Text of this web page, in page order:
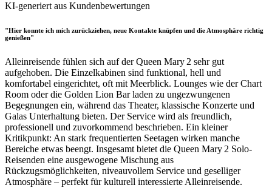
KI-generiert aus Kundenbewertungen
"Hier konnte ich mich zurückziehen, neue Kontakte knüpfen und die Atmosphäre richtig
genießen"
Alleinreisende fühlen sich auf der Queen Mary 2 sehr gut
aufgehoben. Die Einzelkabinen sind funktional, hell und
komfortabel eingerichtet, oft mit Meerblick. Lounges wie der Chart
Room oder die Golden Lion Bar laden zu ungezwungenen
Begegnungen ein, während das Theater, klassische Konzerte und
Galas Unterhaltung bieten. Der Service wird als freundlich,
professionell und zuvorkommend beschrieben. Ein kleiner
Kritikpunkt: An stark frequentierten Seetagen wirken manche
Bereiche etwas beengt. Insgesamt bietet die Queen Mary 2 Solo-
Reisenden eine ausgewogene Mischung aus
Rückzugsmöglichkeiten, niveauvollem Service und geselliger
Atmosphäre – perfekt für kulturell interessierte Alleinreisende.